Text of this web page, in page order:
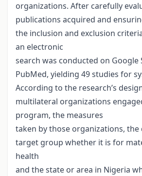
organizations. After carefully
publications acquired and
the inclusion and exclusion
an electronic
search was conducted on Google
PubMed, yielding 49 studies for
According to the research’s
multilateral organizations
program, the measures
taken by those organizations, the
target group whether it is for
health
and the state or area in Nigeria